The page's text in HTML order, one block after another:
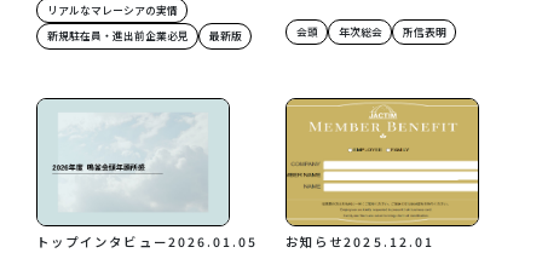
リアルなマレーシアの実情
新規駐在員・進出前企業必見
最新版 会頭 年次総会 所信表明
トップインタビュー2026.01.05 お知らせ2025.12.01